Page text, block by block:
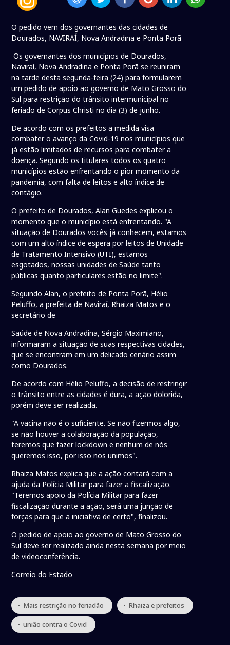
O pedido vem dos governantes das cidades de
Dourados, NAVIRAÍ, Nova Andradina e Ponta Porã
Os governantes dos municípios de Dourados,
Naviraí, Nova Andradina e Ponta Porã se reuniram
na tarde desta segunda-feira (24) para formularem
um pedido de apoio ao governo de Mato Grosso do
Sul para restrição do trânsito intermunicipal no
feriado de Corpus Christi no dia (3) de junho.
De acordo com os prefeitos a medida visa
combater o avanço da Covid-19 nos municípios que
já estão limitados de recursos para combater a
doença. Segundo os titulares todos os quatro
municípios estão enfrentando o pior momento da
pandemia, com falta de leitos e alto índice de
contágio.
O prefeito de Dourados, Alan Guedes explicou o
momento que o município está enfrentando. "A
situação de Dourados vocês já conhecem, estamos
com um alto índice de espera por leitos de Unidade
de Tratamento Intensivo (UTI), estamos
esgotados, nossas unidades de Saúde tanto
públicas quanto particulares estão no limite".
Seguindo Alan, o prefeito de Ponta Porã, Hélio
Peluffo, a prefeita de Naviraí, Rhaiza Matos e o
secretário de
Saúde de Nova Andradina, Sérgio Maximiano,
informaram a situação de suas respectivas cidades,
que se encontram em um delicado cenário assim
como Dourados.
De acordo com Hélio Peluffo, a decisão de restringir
o trânsito entre as cidades é dura, a ação dolorida,
porém deve ser realizada.
"A vacina não é o suficiente. Se não fizermos algo,
se não houver a colaboração da população,
teremos que fazer lockdown e nenhum de nós
queremos isso, por isso nos unimos".
Rhaiza Matos explica que a ação contará com a
ajuda da Polícia Militar para fazer a fiscalização.
"Teremos apoio da Polícia Militar para fazer
fiscalização durante a ação, será uma junção de
forças para que a iniciativa de certo", finalizou.
O pedido de apoio ao governo de Mato Grosso do
Sul deve ser realizado ainda nesta semana por meio
de videoconferência.
Correio do Estado
• Mais restrição no feriadão • Rhaiza e prefeitos
• união contra o Covid